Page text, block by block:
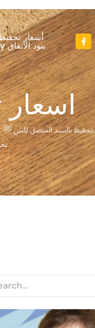
أسعار
Privacy Policy بنود الاتفاق
تحفيظ بالسند المتصل للنبي ﷺ,